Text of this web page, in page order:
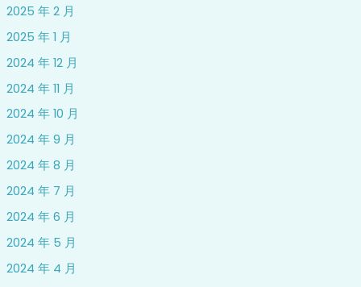
2025 年 2 月
2025 年 1 月
2024 年 12 月
2024 年 11 月
2024 年 10 月
2024 年 9 月
2024 年 8 月
2024 年 7 月
2024 年 6 月
2024 年 5 月
2024 年 4 月